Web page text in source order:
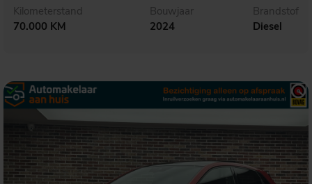
Kilometerstand
70.000 KM
Bouwjaar
2024
Brandstof
Diesel